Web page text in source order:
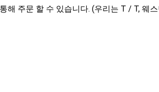
주문 할 수 있습니다. (우리는 T / T, 웨